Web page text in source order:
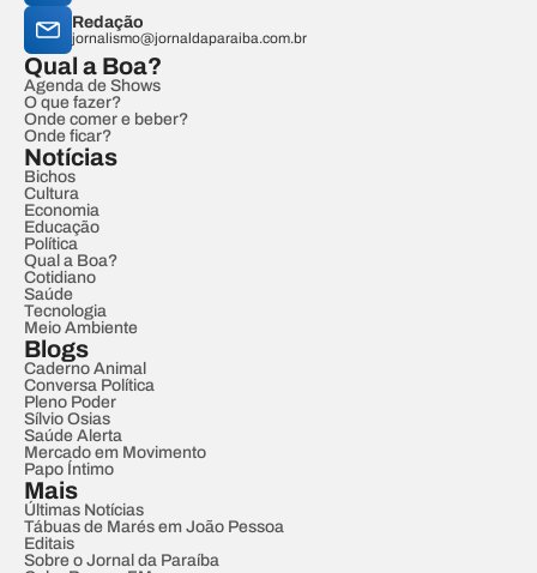
Redação
jornalismo@jornaldaparaiba.com.br
Qual a Boa?
Agenda de Shows
O que fazer?
Onde comer e beber?
Onde ficar?
Notícias
Bichos
Cultura
Economia
Educação
Política
Qual a Boa?
Cotidiano
Saúde
Tecnologia
Meio Ambiente
Blogs
Caderno Animal
Conversa Política
Pleno Poder
Sílvio Osias
Saúde Alerta
Mercado em Movimento
Papo Íntimo
Mais
Últimas Notícias
Tábuas de Marés em João Pessoa
Editais
Sobre o Jornal da Paraíba